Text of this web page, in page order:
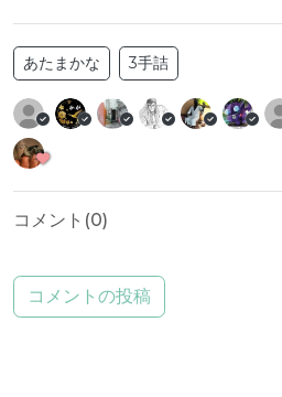
あたまかな 3手詰
コメント(0)
コメントの投稿